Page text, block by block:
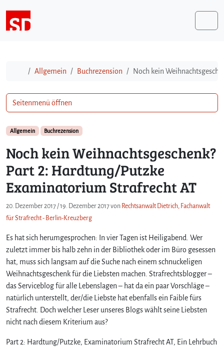
StartAllgemein Buchrezension Noch kein
Allgemein Buchrezension
Noch kein Weihnachtsgeschenk?
Part 2: Hardtung/Putzke
Examinatorium Strafrecht AT
20. Dezember 2017 /19. Dezember 2017von Rechtsanwalt Dietrich, Fachanwalt
für Strafrecht - Berlin-Kreuzberg
Es hat sich herumgesprochen: In vier Tagen ist Heiligabend. Wer
zuletzt immer bis halb zehn in der Bibliothek oder im Büro gesessen
hat, muss sich langsam auf die Suche nach einem schnuckeligen
Weihnachtsgeschenk für die Liebsten machen. Strafrechtsblogger –
das Serviceblog für alle Lebenslagen – hat da ein paar Vorschläge –
natürlich unterstellt, der/die Liebste hat ebenfalls ein Faible fürs
Strafrecht. Doch welcher Leser unseres Blogs wählt seine Liebsten
nicht nach diesem Kriterium aus?
Part 2: Hardtung/Putzke, Examinatorium Strafrecht AT, Ein Lehrbuch
Seitenmenü öffnen